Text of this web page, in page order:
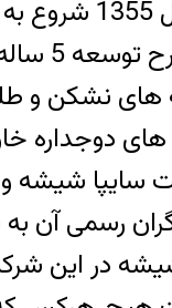
نشکن و
وجود
در این